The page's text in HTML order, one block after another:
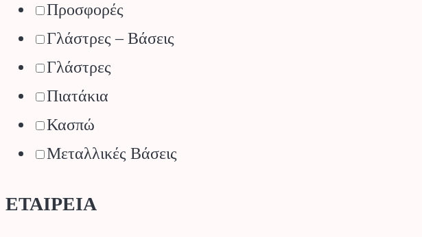
Προσφορές
Γλάστρες – Βάσεις
Γλάστρες
Πιατάκια
Κασπώ
Μεταλλικές Βάσεις
ΕΤΑΙΡΕΙΑ